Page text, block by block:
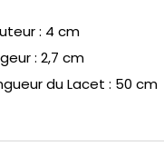
: 4 cm
: 2,7 cm
du Lacet : 50 cm